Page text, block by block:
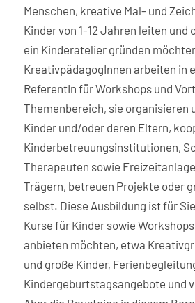
Menschen, kreative Mal- und
Kinder von 1-12 Jahren leiten und
ein Kinderatelier gründen
KreativpädagogInnen arbeiten in
ReferentIn für Workshops und
Themenbereich, sie organisieren
Kinder und/oder deren Eltern,
Kinderbetreuungsinstitutionen,
Therapeuten sowie
Trägern, betreuen Projekte oder
selbst. Diese Ausbildung ist für
Kurse für Kinder sowie
anbieten möchten, etwa
und große Kinder,
Kindergeburtstagsangebote und